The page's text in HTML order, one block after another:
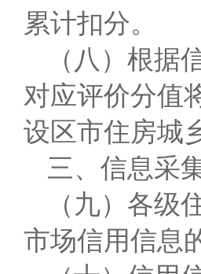
累计扣分。
（八）根
对应评价分值
设区市住房城
三、信息采
（九）各
市场信用信息